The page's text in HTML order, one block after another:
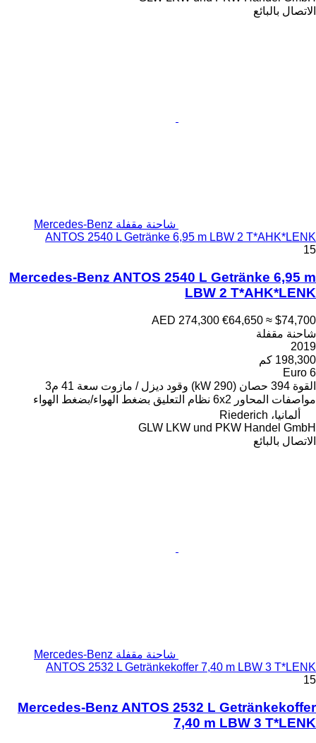
شاحنة مقفلة Mercedes-Benz
ANTOS 2540 L Getränke
Mercedes-Benz ANTOS
AED
ديزل / مازوت سعة 41 م3
بضغط الهواء/بضغط الهواء
GLW
شاحنة مقفلة Mercedes-Benz
ANTOS 2532 L
Mercedes-Benz ANTOS